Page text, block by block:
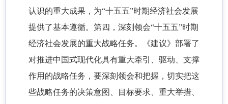
认识的重大成果，为“十五五”时期经济社会发展
提供了基本遵循。第四，深刻领会“十五五”时期
经济社会发展的重大战略任务。《建议》部署了
对推进中国式现代化具有重大牵引、驱动、支撑
作用的战略任务，要深刻领会和把握，切实把这
些战略任务的决策意图、目标要求、重大举措、